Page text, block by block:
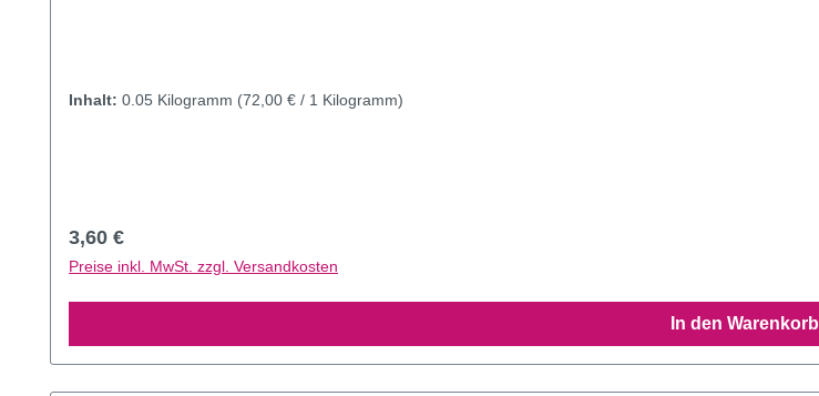
Inhalt: 0.05 Kilogramm (72,00 € / 1 Kilogramm)
Regulärer Preis:
3,60 €
Preise inkl. MwSt. zzgl. Versandkosten
In den Warenkorb